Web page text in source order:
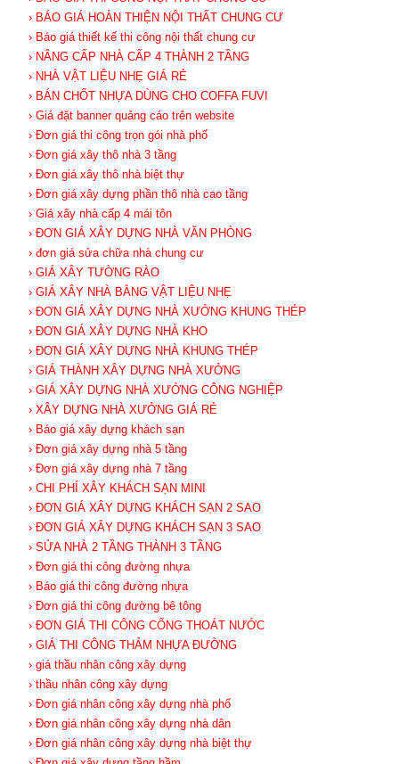
› BÁO GIÁ HOÀN THIỆN NỘI THẤT CHUNG CƯ
› Báo giá thiết kế thi công nội thất chung cư
› NÂNG CẤP NHÀ CẤP 4 THÀNH 2 TẦNG
› NHÀ VẬT LIỆU NHẸ GIÁ RẺ
› BÁN CHỐT NHỰA DÙNG CHO COFFA FUVI
› Giá đặt banner quảng cáo trên website
› Đơn giá thi công trọn gói nhà phố
› Đơn giá xây thô nhà 3 tầng
› Đơn giá xây thô nhà biệt thự
› Đơn giá xây dựng phần thô nhà cao tầng
› Giá xây nhà cấp 4 mái tôn
› ĐƠN GIÁ XÂY DỰNG NHÀ VĂN PHÒNG
› đơn giá sửa chữa nhà chung cư
› GIÁ XÂY TƯỜNG RÀO
› GIÁ XÂY NHÀ BẰNG VẬT LIỆU NHẸ
› ĐƠN GIÁ XÂY DỰNG NHÀ XƯỞNG KHUNG THÉP
› ĐƠN GIÁ XÂY DỰNG NHÀ KHO
› ĐƠN GIÁ XÂY DỰNG NHÀ KHUNG THÉP
› GIÁ THÀNH XÂY DỰNG NHÀ XƯỞNG
› GIÁ XÂY DỰNG NHÀ XƯỞNG CÔNG NGHIỆP
› XÂY DỰNG NHÀ XƯỞNG GIÁ RẺ
› Báo giá xây dựng khách sạn
› Đơn giá xây dựng nhà 5 tầng
› Đơn giá xây dựng nhà 7 tầng
› CHI PHÍ XÂY KHÁCH SẠN MINI
› ĐƠN GIÁ XÂY DỰNG KHÁCH SẠN 2 SAO
› ĐƠN GIÁ XÂY DỰNG KHÁCH SẠN 3 SAO
› SỬA NHÀ 2 TẦNG THÀNH 3 TẦNG
› Đơn giá thi công đường nhựa
› Báo giá thi công đường nhựa
› Đơn giá thi công đường bê tông
› ĐƠN GIÁ THI CÔNG CỐNG THOÁT NƯỚC
› GIÁ THI CÔNG THẢM NHỰA ĐƯỜNG
› giá thầu nhân công xây dựng
› thầu nhân công xây dựng
› Đơn giá nhân công xây dựng nhà phố
› Đơn giá nhân công xây dựng nhà dân
› Đơn giá nhân công xây dựng nhà biệt thự